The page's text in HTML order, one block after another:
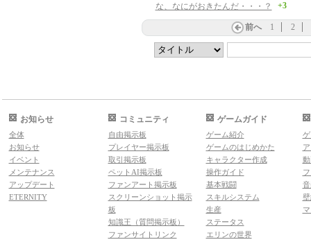
な、なにがおきたんだ・・・？
+3
前へ 1 2
お知らせ
全体
お知らせ
イベント
メンテナンス
アップデート
ETERNITY
コミュニティ
自由掲示板
プレイヤー掲示板
取引掲示板
ペットAI掲示板
ファンアート掲示板
スクリーンショット掲示
板
知識王（質問掲示板）
ファンサイトリンク
ゲームガイド
ゲーム紹介
ゲームのはじめかた
キャラクター作成
操作ガイド
基本戦闘
スキルシステム
生産
ステータス
エリンの世界